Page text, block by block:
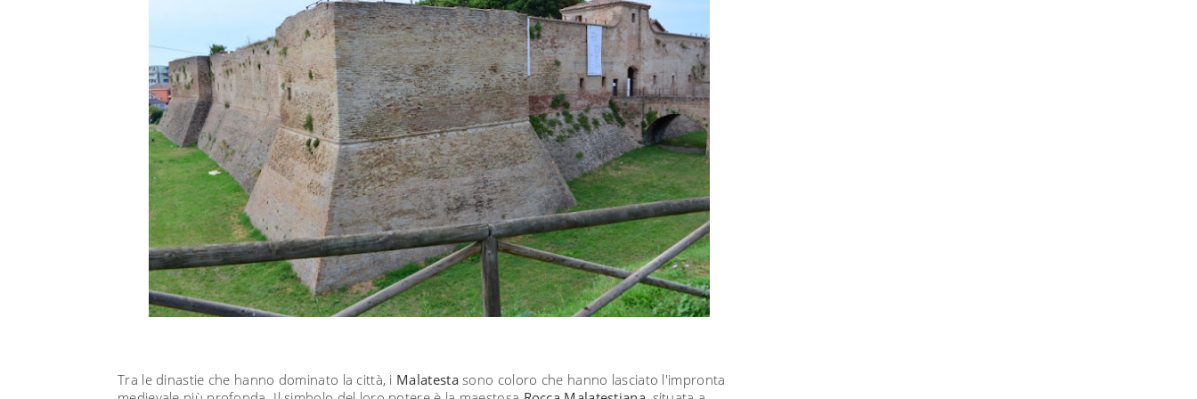
Tra le dinastie che hanno dominato la città, i Malatestasono coloro che hanno lasciato l'impronta